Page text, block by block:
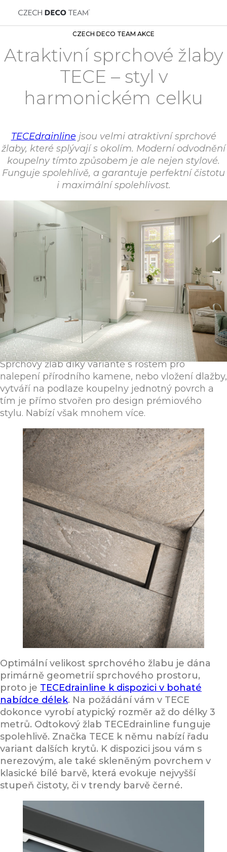
CZECH DECO TEAM AKCE
Atraktivní sprchové žlaby
TECE – styl v
harmonickém celku
TECEdrainline jsou velmi atraktivní sprchové
žlaby, které splývají s okolím. Moderní odvodnění
koupelny tímto způsobem je ale nejen stylové.
Funguje spolehlivě, a garantuje perfektní čistotu
i maximální spolehlivost.
Atraktivní půvab
TECEdrainline
Sprchový žlab díky variantě s roštem pro
nalepení přírodního kamene, nebo vložení dlažby,
vytváří na podlaze koupelny jednotný povrch a
tím je přímo stvořen pro design prémiového
stylu. Nabízí však mnohem více.
Optimální velikost sprchového žlabu je dána
primárně geometrií sprchového prostoru,
proto je TECEdrainline k dispozici v bohaté
nabídce délek. Na požádání vám v TECE
dokonce vyrobí atypický rozměr až do délky 3
metrů. Odtokový žlab TECEdrainline funguje
spolehlivě. Značka TECE k němu nabízí řadu
variant dalších krytů. K dispozici jsou vám s
nerezovým, ale také skleněným povrchem v
klasické bílé barvě, která evokuje nejvyšší
stupeň čistoty, či v trendy barvě černé.